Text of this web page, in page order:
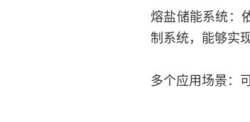
熔盐储能系统：
制系统，能够实
多个应用场景：